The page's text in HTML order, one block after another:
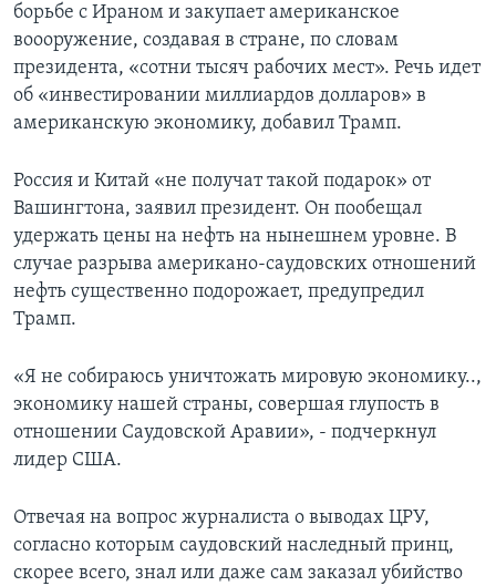
борьбе с Ираном и закупает американское
воооружение, создавая в стране, по словам
президента, «сотни тысяч рабочих мест». Речь идет
об «инвестировании миллиардов долларов» в
американскую экономику, добавил Трамп.
Россия и Китай «не получат такой подарок» от
Вашингтона, заявил президент. Он пообещал
удержать цены на нефть на нынешнем уровне. В
случае разрыва американо-саудовских отношений
нефть существенно подорожает, предупредил
Трамп.
«Я не собираюсь уничтожать мировую экономику..,
экономику нашей страны, совершая глупость в
отношении Саудовской Аравии», -​ подчеркнул
лидер США.
Отвечая на вопрос журналиста о выводах ЦРУ,
согласно которым саудовский наследный принц,
скорее всего, знал или даже сам заказал убийство